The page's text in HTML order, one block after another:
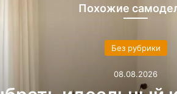
Похожие
Без